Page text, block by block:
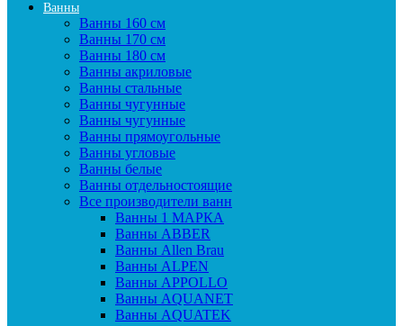
Ванны
Ванны 160 см
Ванны 170 см
Ванны 180 см
Ванны акриловые
Ванны стальные
Ванны чугунные
Ванны чугунные
Ванны прямоугольные
Ванны угловые
Ванны белые
Ванны отдельностоящие
Все производители ванн
Ванны 1 МАРКА
Ванны ABBER
Ванны Allen Brau
Ванны ALPEN
Ванны APPOLLO
Ванны AQUANET
Ванны AQUATEK